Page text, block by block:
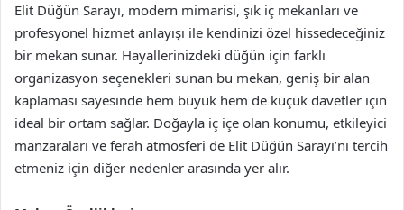
Elit Düğün Sarayı, modern mimarisi, şık iç mekanları ve
profesyonel hizmet anlayışı ile kendinizi özel hissedeceğiniz
bir mekan sunar. Hayallerinizdeki düğün için farklı
organizasyon seçenekleri sunan bu mekan, geniş bir alan
kaplaması sayesinde hem büyük hem de küçük davetler için
ideal bir ortam sağlar. Doğayla iç içe olan konumu, etkileyici
manzaraları ve ferah atmosferi de Elit Düğün Sarayı’nı tercih
etmeniz için diğer nedenler arasında yer alır.